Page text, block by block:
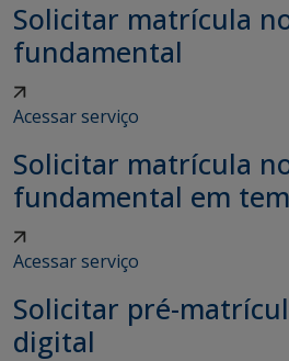
Solicitar matrícula
fundamental
Acessar serviço
Solicitar matrícula
fundamental em
Acessar serviço
Solicitar pré-
digital